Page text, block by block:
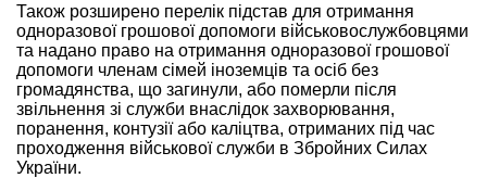
Також розширено перелік підстав для отримання
одноразової грошової допомоги військовослужбовцями
та надано право на отримання одноразової грошової
допомоги членам сімей іноземців та осіб без
громадянства, що загинули, або померли після
звільнення зі служби внаслідок захворювання,
поранення, контузії або каліцтва, отриманих під час
проходження військової служби в Збройних Силах
України.